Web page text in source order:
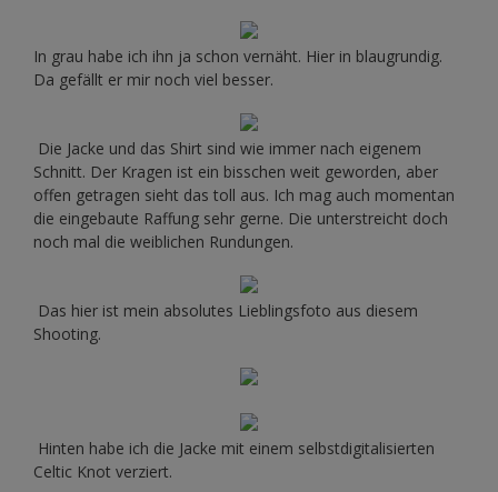
In grau habe ich ihn ja schon vernäht. Hier in blaugrundig.
Da gefällt er mir noch viel besser.
Die Jacke und das Shirt sind wie immer nach eigenem
Schnitt. Der Kragen ist ein bisschen weit geworden, aber
offen getragen sieht das toll aus. Ich mag auch momentan
die eingebaute Raffung sehr gerne. Die unterstreicht doch
noch mal die weiblichen Rundungen.
Das hier ist mein absolutes Lieblingsfoto aus diesem
Shooting.
Hinten habe ich die Jacke mit einem selbstdigitalisierten
Celtic Knot verziert.